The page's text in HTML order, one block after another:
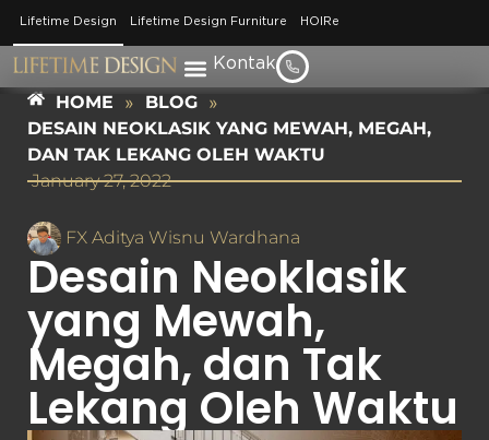
Lifetime Design Lifetime Design Furniture HOIRe
Kontak
HOME » BLOG »
DESAIN NEOKLASIK YANG MEWAH, MEGAH,
DAN TAK LEKANG OLEH WAKTU
January 27, 2022
FX Aditya Wisnu Wardhana
Desain Neoklasik
yang Mewah,
Megah, dan Tak
Lekang Oleh Waktu